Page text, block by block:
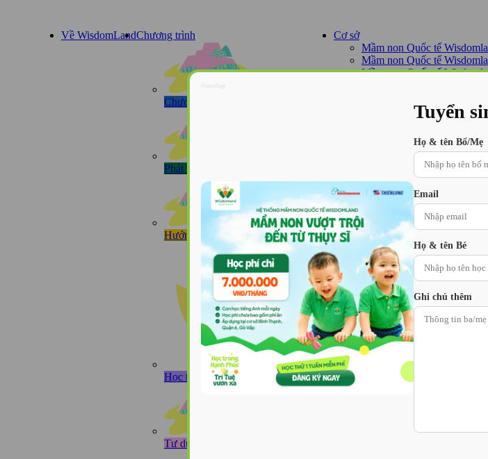
Về WisdomLandChương trình
Chương trình Tú tài Quốc tế IB (PYP)
Phát triển toàn diện Thân-Tâm-Tuệ
Hướng tiếp cận Reggio Emilia®
Học tiếng Anh như học tiếng mẹ đẻ
Tư duy toàn cầu cội nguồn Việt Nam
Cơ sở
Mầm non Quốc tế
Mầm non Quốc tế
Mầm non Quốc tế
Tuyển
Họ & tên Bố/Mẹ
Email
Họ & tên Bé
Ghi chú thêm